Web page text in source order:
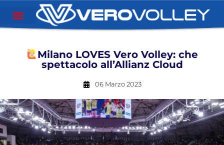
Milano LOVES Vero Volley: che
spettacolo all’Allianz Cloud
06 Marzo 2023